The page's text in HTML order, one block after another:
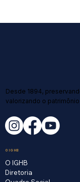
Desde 1894,
valorizando o patrimônio
O IGHB
O IGHB
Diretoria